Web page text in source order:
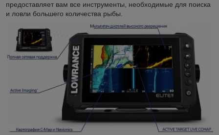
предоставляет вам все инструменты, необходимые для поиска
и ловли большего количества рыбы.